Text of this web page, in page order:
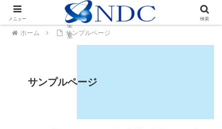
ホーム サンプルページ
サンプルページ
ト
大
聖
堂
メニュー 検索